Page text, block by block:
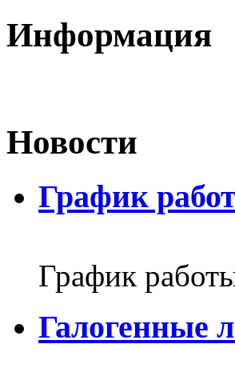
Информация
Новости
График
График
Галогенные